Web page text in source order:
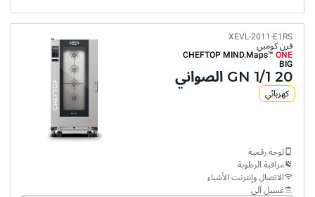
XEVL-2011-E1RS
فرن كومبي
CHEFTOP MIND.Maps™ ONE
BIG
20 GN 1/1 الصواني
كهربائي
لوحة رقمية
مراقبة الرطوبة
الاتصال وإنترنت الأشياء
غسيل آلي